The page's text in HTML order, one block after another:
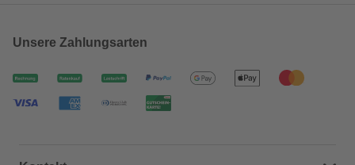
Unsere Zahlungsarten